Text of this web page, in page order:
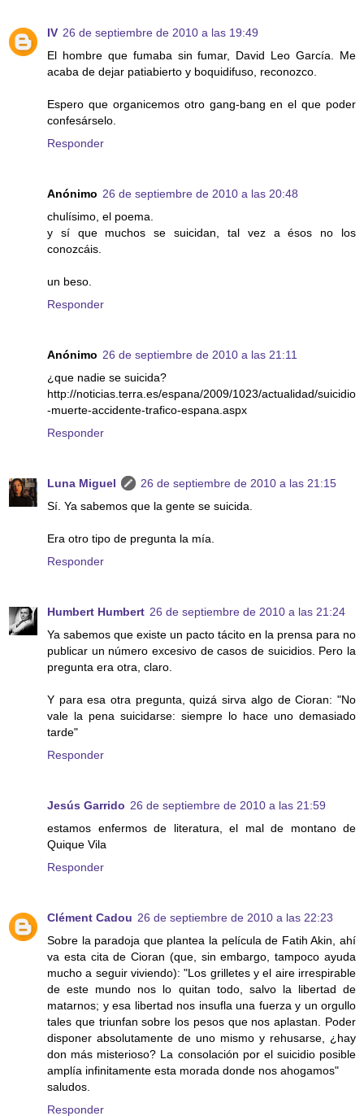
IV 26 de septiembre de 2010 a las 19:49
El hombre que fumaba sin fumar, David Leo García. Me
acaba de dejar patiabierto y boquidifuso, reconozco.
Espero que organicemos otro gang-bang en el que poder
confesárselo.
Responder
Anónimo 26 de septiembre de 2010 a las 20:48
chulísimo, el poema.
y sí que muchos se suicidan, tal vez a ésos no los
conozcáis.
un beso.
Responder
Anónimo 26 de septiembre de 2010 a las 21:11
¿que nadie se suicida?
http://noticias.terra.es/espana/2009/1023/actualidad/suicidio
-muerte-accidente-trafico-espana.aspx
Responder
Luna Miguel
26 de septiembre de 2010 a las 21:15
Sí. Ya sabemos que la gente se suicida.
Era otro tipo de pregunta la mía.
Responder
Humbert Humbert 26 de septiembre de 2010 a las 21:24
Ya sabemos que existe un pacto tácito en la prensa para no
publicar un número excesivo de casos de suicidios. Pero la
pregunta era otra, claro.
Y para esa otra pregunta, quizá sirva algo de Cioran: "No
vale la pena suicidarse: siempre lo hace uno demasiado
tarde"
Responder
Jesús Garrido 26 de septiembre de 2010 a las 21:59
estamos enfermos de literatura, el mal de montano de
Quique Vila
Responder
Clément Cadou 26 de septiembre de 2010 a las 22:23
Sobre la paradoja que plantea la película de Fatih Akin, ahí
va esta cita de Cioran (que, sin embargo, tampoco ayuda
mucho a seguir viviendo): "Los grilletes y el aire irrespirable
de este mundo nos lo quitan todo, salvo la libertad de
matarnos; y esa libertad nos insufla una fuerza y un orgullo
tales que triunfan sobre los pesos que nos aplastan. Poder
disponer absolutamente de uno mismo y rehusarse, ¿hay
don más misterioso? La consolación por el suicidio posible
amplía infinitamente esta morada donde nos ahogamos"
saludos.
Responder